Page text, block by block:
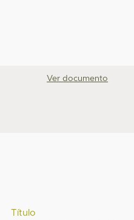
Ver documento
Título